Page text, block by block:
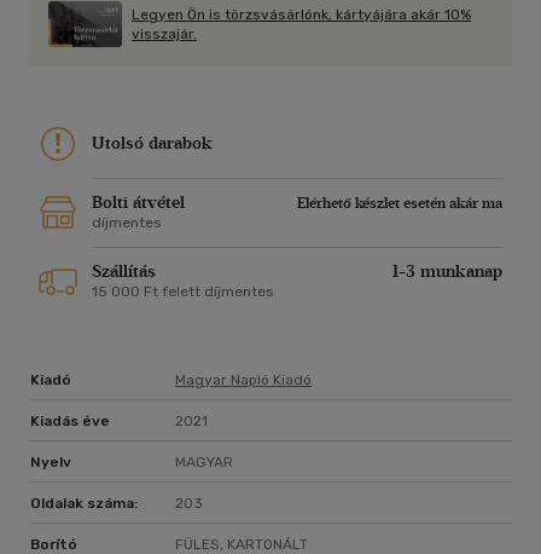
Legyen Ön is törzsvásárlónk, kártyájára akár 10%
visszajár.
Utolsó darabok
Bolti átvétel
Elérhető készlet esetén akár ma
díjmentes
Szállítás 1-3 munkanap
15 000 Ft felett díjmentes
Kiadó Magyar Napló Kiadó
Kiadás éve 2021
Nyelv MAGYAR
Oldalak száma: 203
Borító FÜLES, KARTONÁLT